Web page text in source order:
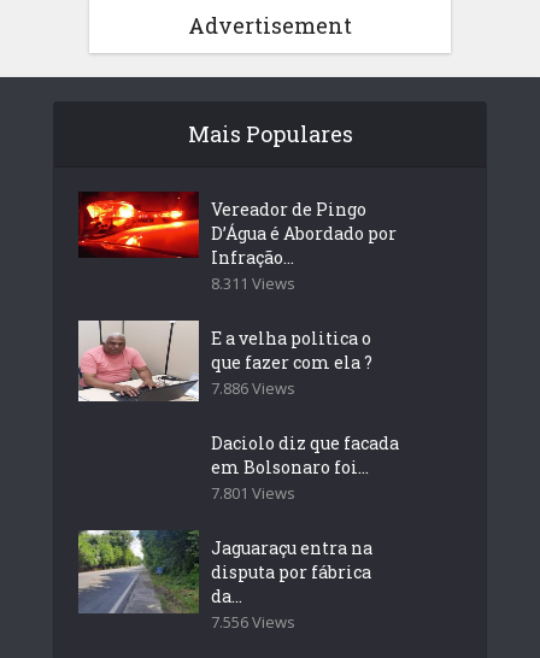
Advertisement
Mais Populares
Vereador de Pingo
D’Água é Abordado por
Infração...
8.311 Views
E a velha politica o
que fazer com ela ?
7.886 Views
Daciolo diz que facada
em Bolsonaro foi...
7.801 Views
Jaguaraçu entra na
disputa por fábrica
da...
7.556 Views